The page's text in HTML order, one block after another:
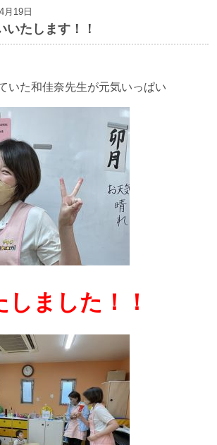
月19日
いたします！！
いた和佳奈先生が元気いっぱい
ました！！